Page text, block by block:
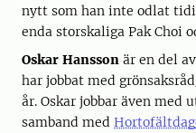
nytt som han inte odlat
enda storskaliga Pak Choi
Oskar Hansson är en del
har jobbat med
år. Oskar jobbar även med
samband med